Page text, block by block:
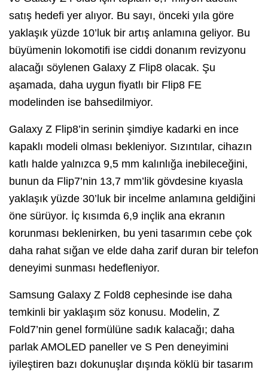
satış hedefi yer alıyor. Bu sayı, önceki yıla göre
yaklaşık yüzde 10’luk bir artış anlamına geliyor. Bu
büyümenin lokomotifi ise ciddi donanım revizyonu
alacağı söylenen Galaxy Z Flip8 olacak. Şu
aşamada, daha uygun fiyatlı bir Flip8 FE
modelinden ise bahsedilmiyor.
Galaxy Z Flip8’in serinin şimdiye kadarki en ince
kapaklı modeli olması bekleniyor. Sızıntılar, cihazın
katlı halde yalnızca 9,5 mm kalınlığa inebileceğini,
bunun da Flip7’nin 13,7 mm’lik gövdesine kıyasla
yaklaşık yüzde 30’luk bir incelme anlamına geldiğini
öne sürüyor. İç kısımda 6,9 inçlik ana ekranın
korunması beklenirken, bu yeni tasarımın cebe çok
daha rahat sığan ve elde daha zarif duran bir telefon
deneyimi sunması hedefleniyor.
Samsung Galaxy Z Fold8 cephesinde ise daha
temkinli bir yaklaşım söz konusu. Modelin, Z
Fold7’nin genel formülüne sadık kalacağı; daha
parlak AMOLED paneller ve S Pen deneyimini
iyileştiren bazı dokunuşlar dışında köklü bir tasarım